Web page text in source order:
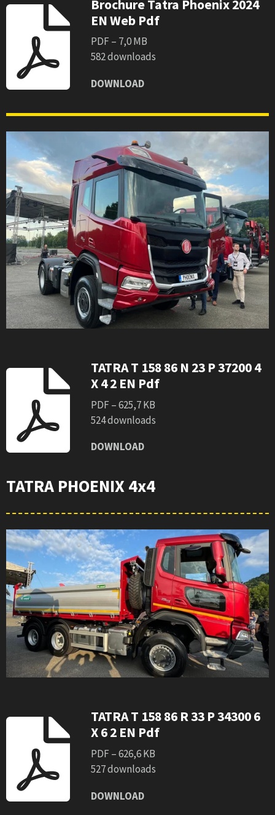
Brochure Tatra Phoenix 2024
EN Web Pdf
PDF – 7,0 MB
582 downloads
DOWNLOAD
TATRA T 158 86 N 23 P 37200 4
X 4 2 EN Pdf
PDF – 625,7 KB
524 downloads
DOWNLOAD
TATRA PHOENIX 4x4
TATRA T 158 86 R 33 P 34300 6
X 6 2 EN Pdf
PDF – 626,6 KB
527 downloads
DOWNLOAD